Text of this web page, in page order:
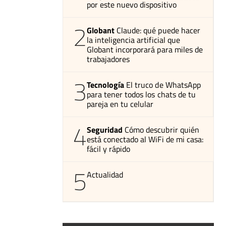
por este nuevo dispositivo
2Globant Claude: qué puede hacer
la inteligencia artificial que
Globant incorporará para miles de
trabajadores
3Tecnología El truco de WhatsApp
para tener todos los chats de tu
pareja en tu celular
4Seguridad Cómo descubrir quién
está conectado al WiFi de mi casa:
fácil y rápido
5Actualidad